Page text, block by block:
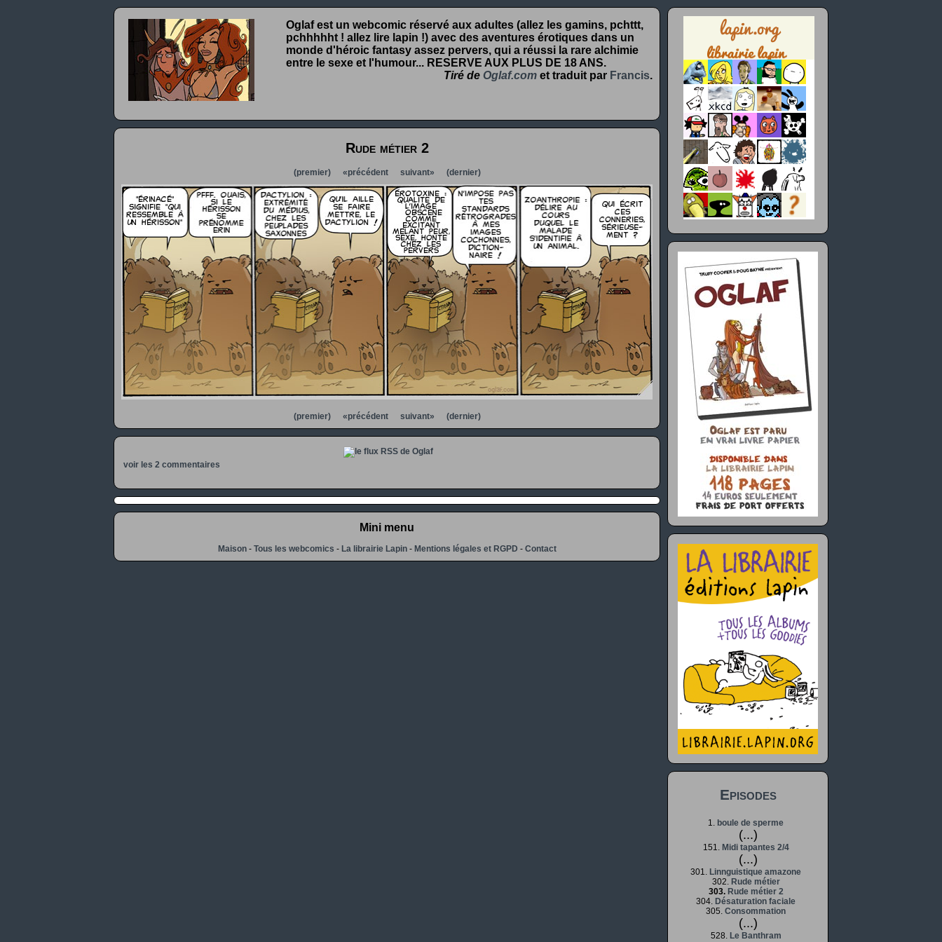
Oglaf est un webcomic réservé aux adultes (allez les gamins, pchttt,
pchhhhht ! allez lire lapin !) avec des aventures érotiques dans un
monde d'héroic fantasy assez pervers, qui a réussi la rare alchimie
entre le sexe et l'humour... RESERVE AUX PLUS DE 18 ANS.
Tiré de Oglaf.com et traduit par Francis.
Rude métier 2
(premier) «précédent suivant» (dernier)
(premier) «précédent suivant» (dernier)
voir les 2 commentaires
Mini menu
Maison- Tous les webcomics - La librairie Lapin- Mentions légales et RGPD - Contact
Episodes
1. boule de sperme
(...)
151. Midi tapantes 2/4
(...)
301. Linnguistique amazone
302. Rude métier
303. Rude métier 2
304. Désaturation faciale
305. Consommation
(...)
528. Le Banthram